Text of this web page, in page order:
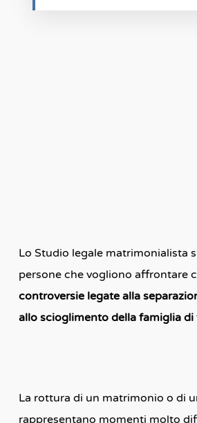
Lo Studio legale matrimonialista
persone che vogliono affrontare
controversie legate alla
allo scioglimento della famiglia
La rottura di un matrimonio o di
rappresentano momenti molto